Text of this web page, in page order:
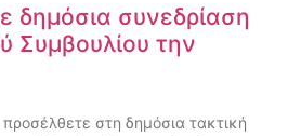
δημόσια συνεδρίαση
Συμβουλίου την
στη δημόσια τακτική